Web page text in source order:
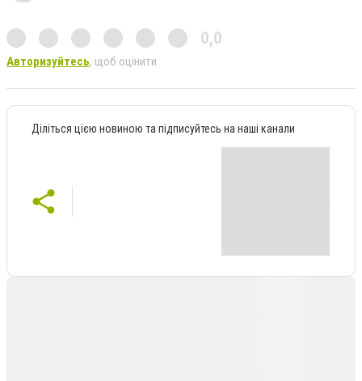
0,0
Авторизуйтесь, щоб оцінити
Діліться цією новиною та підписуйтесь на наші канали